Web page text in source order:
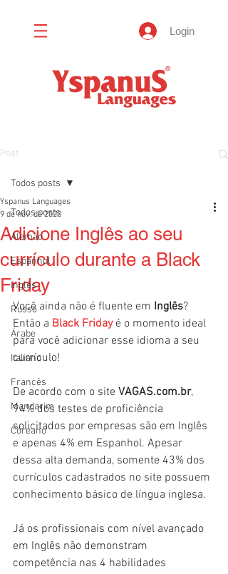
Login
Post
Todos posts
Alemão
Espanhol
Inglês
Russo
Árabe
Italiano
Francês
Mandarim
Coreano
Todos posts
Adicione Inglês ao seu
currículo durante a Black
Friday
Yspanus Languages
9 de nov. de 2020
Você ainda não é fluente em Inglês?
Então a Black Friday é o momento ideal
para você adicionar esse idioma a seu
currículo!
De acordo com o site VAGAS.com.br,
94% dos testes de proficiência
solicitados por empresas são em Inglês
e apenas 4% em Espanhol. Apesar
dessa alta demanda, somente 43% dos
currículos cadastrados no site possuem
conhecimento básico de língua inglesa.
Já os profissionais com nível avançado
em Inglês não demonstram
competência nas 4 habilidades